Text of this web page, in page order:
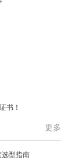
书！
更多
选型指南